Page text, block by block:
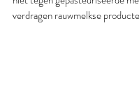
verdragen rauwmelkse